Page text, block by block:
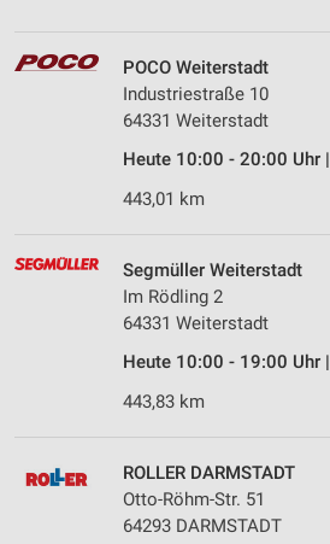
POCO Weiterstadt
Industriestraße 10
64331 Weiterstadt
Heute 10:00 - 20:00 Uhr |
443,01 km
Segmüller Weiterstadt
Im Rödling 2
64331 Weiterstadt
Heute 10:00 - 19:00 Uhr |
443,83 km
ROLLER DARMSTADT
Otto-Röhm-Str. 51
64293 DARMSTADT